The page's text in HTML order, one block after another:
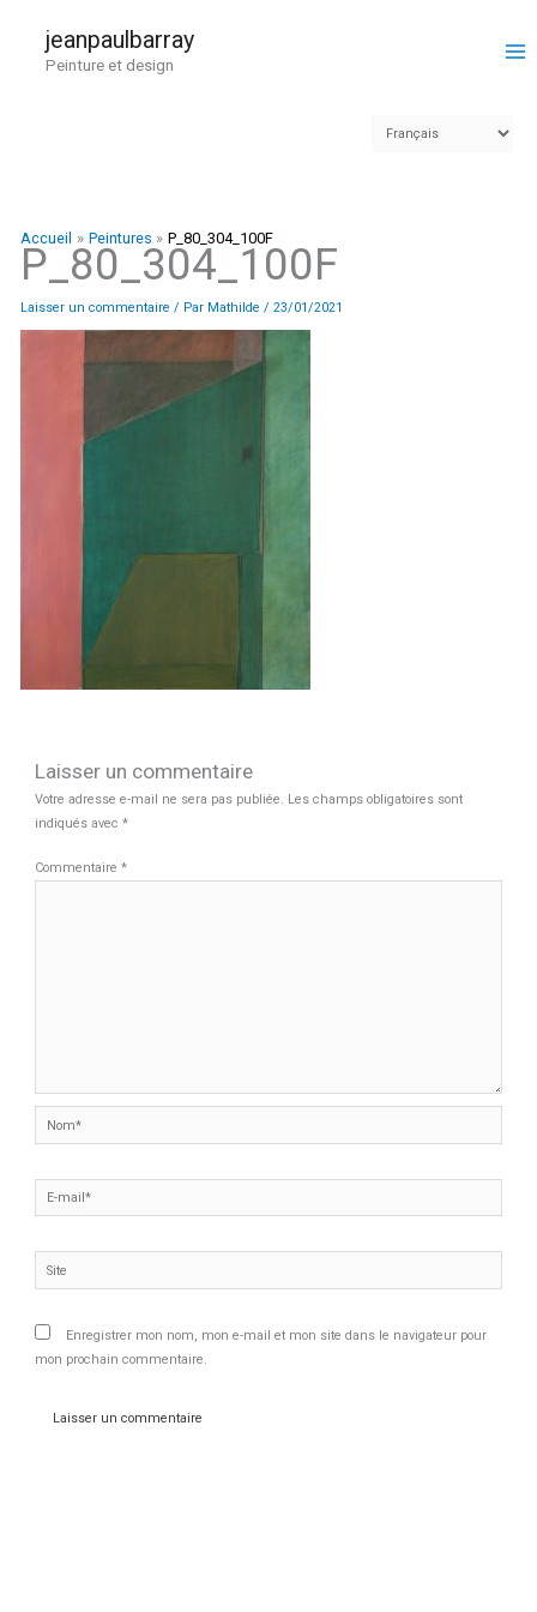
contenu
jeanpaulbarray
Peinture et design
Accueil Peintures P_80_304_100F
P_80_304_100F
Laisser un commentaire / Par Mathilde / 23/01/2021
Laisser un commentaire
Votre adresse e-mail ne sera pas publiée. Les champs obligatoires sont
indiqués avec*
Commentaire*
mail*
Enregistrer mon nom, mon e-mail et mon site dans le navigateur pour
mon prochain commentaire.